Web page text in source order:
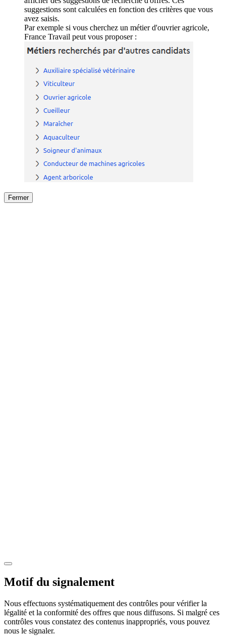
suggestions sont calculées en fonction des critères que vous
avez saisis.
Par exemple si vous cherchez un métier d'ouvrier agricole,
France Travail peut vous proposer :
Fermer
Motif du signalement
Nous effectuons systématiquement des contrôles pour vérifier la
légalité et la conformité des offres que nous diffusons. Si malgré ces
contrôles vous constatez des contenus inappropriés, vous pouvez
nous le signaler.